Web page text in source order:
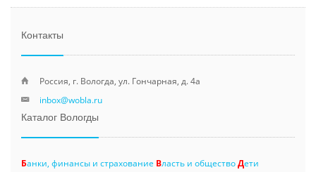
Контакты
Россия, г. Вологда, ул. Гончарная, д. 4а
inbox@wobla.ru
Каталог Вологды
Банки, финансы и страхование Власть и обществоДети